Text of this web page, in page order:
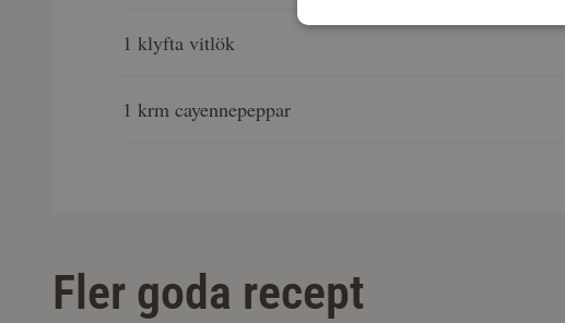
1 klyfta vitlök
1 krm cayennepeppar
Fler goda recept